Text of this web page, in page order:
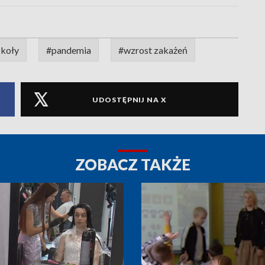
#pandemia #wzrost zakażeń
UDOSTĘPNIJ NA X
ZOBACZ TAKŻE